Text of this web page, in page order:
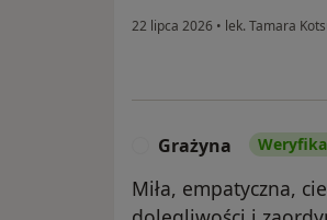
22 lipca 2026 • lek. Tamara
Grażyna
Miła, empatyczna,